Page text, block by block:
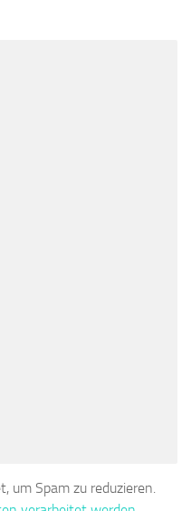
um Spam zu reduzieren.